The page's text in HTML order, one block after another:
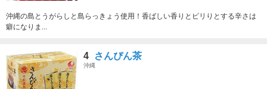
沖縄の島とうがらしと島らっきょう使用！香ばしい香りとピリりとする辛さは
癖になりま...
4 さんぴん茶
沖縄